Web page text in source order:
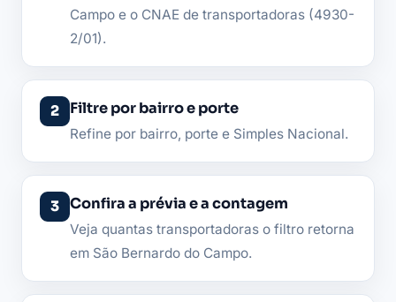
Campo e o CNAE de transportadoras (4930-
2/01).
Filtre por bairro e porte
Refine por bairro, porte e Simples Nacional.
Confira a prévia e a contagem
Veja quantas transportadoras o filtro retorna
em São Bernardo do Campo.